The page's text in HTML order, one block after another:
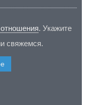
. Укажите
свяжемся.